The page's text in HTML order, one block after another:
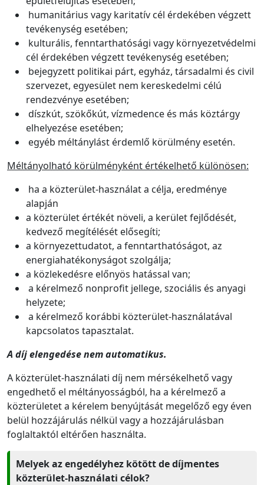
humanitárius vagy karitatív cél érdekében végzett
tevékenység esetében;
kulturális, fenntarthatósági vagy környezetvédelmi
cél érdekében végzett tevékenység esetében;
bejegyzett politikai párt, egyház, társadalmi és civil
szervezet, egyesület nem kereskedelmi célú
rendezvénye esetében;
díszkút, szökőkút, vízmedence és más köztárgy
elhelyezése esetében;
egyéb méltánylást érdemlő körülmény esetén.
Méltányolható körülményként értékelhető különösen:
ha a közterület-használat a célja, eredménye
alapján
a közterület értékét növeli, a kerület fejlődését,
kedvező megítélését elősegíti;
a környezettudatot, a fenntarthatóságot, az
energiahatékonyságot szolgálja;
a közlekedésre előnyös hatással van;
a kérelmező nonprofit jellege, szociális és anyagi
helyzete;
a kérelmező korábbi közterület-használatával
kapcsolatos tapasztalat.
A díj elengedése nem automatikus.
A közterület-használati díj nem mérsékelhető vagy
engedhető el méltányosságból, ha a kérelmező a
közterületet a kérelem benyújtását megelőző egy éven
belül hozzájárulás nélkül vagy a hozzájárulásban
foglaltaktól eltérően használta.
Melyek az engedélyhez kötött de díjmentes
közterület-használati célok?